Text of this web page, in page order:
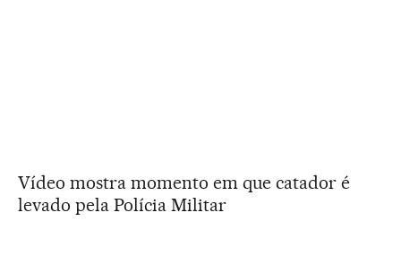
Vídeo mostra momento em que catador é
levado pela Polícia Militar